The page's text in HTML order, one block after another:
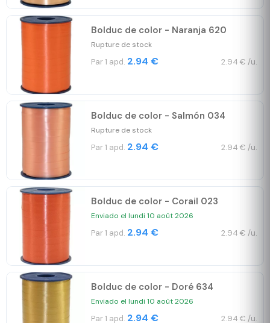
Bolduc de color - Naranja 620
Rupture de stock
Par 1 apd. 2.94 € 2.94 € /u.
Bolduc de color - Salmón 034
Rupture de stock
Par 1 apd. 2.94 € 2.94 € /u.
Bolduc de color - Corail 023
Enviado el lundi 10 août 2026
Par 1 apd. 2.94 € 2.94 € /u.
Bolduc de color - Doré 634
Enviado el lundi 10 août 2026
Par 1 apd. 2.94 € 2.94 € /u.